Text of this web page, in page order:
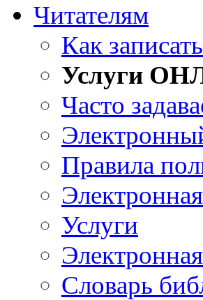
Читателям
Как
Услуги
Часто
Правила
Услуги
Словарь